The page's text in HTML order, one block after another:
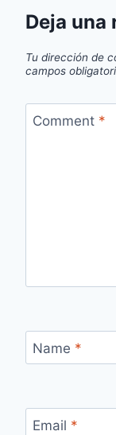
Deja una
Tu dirección de
campos
Comment *
Name *
Email *